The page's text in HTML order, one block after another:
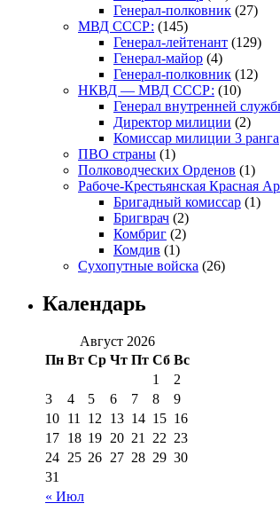
Генерал-полковник (27)
МВД СССР: (145)
Генерал-лейтенант (129)
Генерал-майор (4)
Генерал-полковник (12)
НКВД — МВД СССР: (10)
Генерал внутренней
Директор милиции (2)
Комиссар милиции 3 ранга
ПВО страны (1)
Полководческих Орденов (1)
Рабоче-Крестьянская Красная
Бригадный комиссар (1)
Бригврач (2)
Комбриг (2)
Комдив (1)
Сухопутные войска (26)
Календарь
Август 2026
Пн Вт Ср Чт Пт Сб Вс
« Июл
1
2
3
4 5 6 7 8
9
10 11 12 13 14 15 16
17 18 19 20 21 22 23
24 25 26 27 28 29 30
31